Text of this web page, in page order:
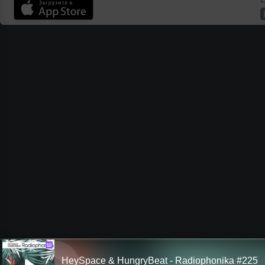
Ш
HeySpace & HungryBeat - Radiophonika #225